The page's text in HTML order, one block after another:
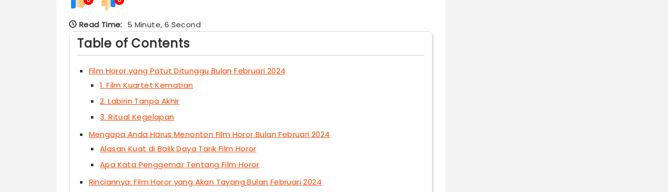
Read Time: 5 Minute, 6 Second
Table of Contents
Film Horor yang Patut Ditunggu Bulan Februari 2024
1. Film Kuartet Kematian
2. Labirin Tanpa Akhir
3. Ritual Kegelapan
Mengapa Anda Harus Menonton Film Horor Bulan Februari 2024
Alasan Kuat di Balik Daya Tarik Film Horor
Apa Kata Penggemar Tentang Film Horor
Rinciannya: Film Horor yang Akan Tayang Bulan Februari 2024